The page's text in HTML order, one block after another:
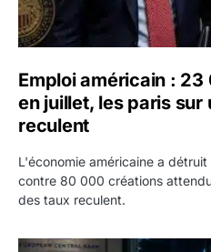
Emploi américain :
en juillet, les paris sur
reculent
L'économie américaine a
contre 80 000 créations
des taux reculent.
Yen : Washington a vendu